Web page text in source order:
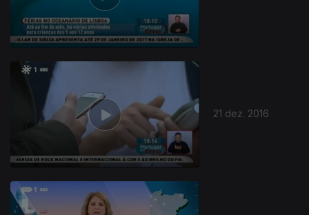
21 dez. 2016